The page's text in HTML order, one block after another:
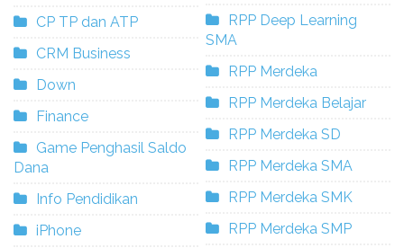
CP TP dan ATP
CRM Business
Down
Finance
Game Penghasil Saldo
Dana
Info Pendidikan
iPhone
RPP Deep Learning
SMA
RPP Merdeka
RPP Merdeka Belajar
RPP Merdeka SD
RPP Merdeka SMA
RPP Merdeka SMK
RPP Merdeka SMP